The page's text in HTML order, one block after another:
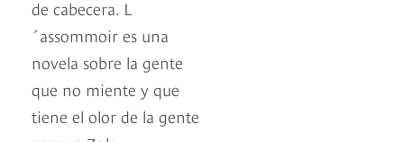
de cabecera. L
´assommoir es una
novela sobre la gente
que no miente y que
tiene el olor de la gente